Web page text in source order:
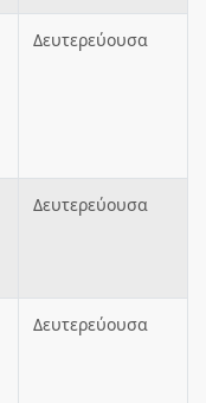
Δευτερεύουσα
Δευτερεύουσα
Δευτερεύουσα